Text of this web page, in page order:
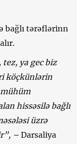
bağlı tərəflərinn
ya gec biz
köçkünlərin
mühüm
hissəsilə bağlı
üzrə
– Darsaliya